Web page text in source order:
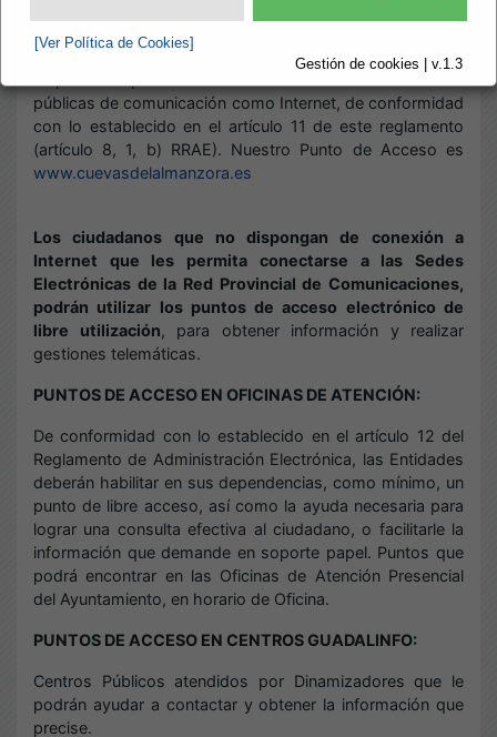
[Ver Política de Cookies]
Gestión de cookies | v.1.3
Entidad Local, gestionadas, en su caso, por la Diputación
de Almería como entidad gestora de la Red Provincial, y
públicas de comunicación como Internet, de conformidad
con lo establecido en el artículo 11 de este reglamento
(artículo 8, 1, b) RRAE). Nuestro Punto de Acceso es
www.cuevasdelalmanzora.es
Los ciudadanos que no dispongan de conexión a
Internet que les permita conectarse a las Sedes
Electrónicas de la Red Provincial de Comunicaciones,
podrán utilizar los puntos de acceso electrónico de
libre utilización, para obtener información y realizar
gestiones telemáticas.
PUNTOS DE ACCESO EN OFICINAS DE ATENCIÓN:
De conformidad con lo establecido en el artículo 12 del
Reglamento de Administración Electrónica, las Entidades
deberán habilitar en sus dependencias, como mínimo, un
punto de libre acceso, así como la ayuda necesaria para
lograr una consulta efectiva al ciudadano, o facilitarle la
información que demande en soporte papel. Puntos que
podrá encontrar en las Oficinas de Atención Presencial
del Ayuntamiento, en horario de Oficina.
PUNTOS DE ACCESO EN CENTROS GUADALINFO:
Centros Públicos atendidos por Dinamizadores que le
podrán ayudar a contactar y obtener la información que
precise.